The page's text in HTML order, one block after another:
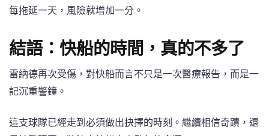
每拖延一天，風險就增加一分。
結語：快船的時間，真的不多了
雷納德再次受傷，對快船而言不只是一次醫療報告，而是一
記沉重警鐘。
這支球隊已經走到必須做出抉擇的時刻。繼續相信奇蹟，還